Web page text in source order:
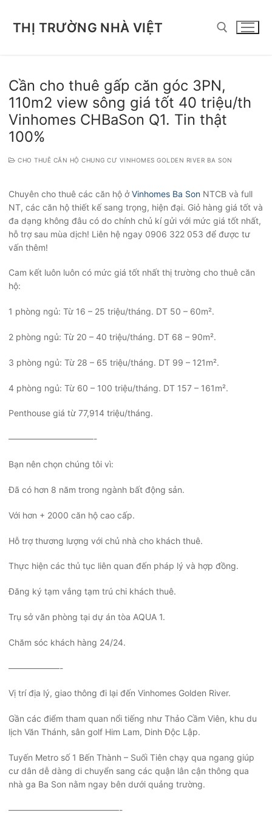
THỊ TRƯỜNG NHÀ VIỆT
Tìm kiếm cho:
Cần cho thuê gấp căn góc 3PN,
110m2 view sông giá tốt 40 triệu/th
Vinhomes CHBaSon Q1. Tin thật
100%
CHO THUÊ CĂN HỘ CHUNG CƯ VINHOMES GOLDEN RIVER BA SON
Chuyên cho thuê các căn hộ ởVinhomes Ba Son NTCB và full
NT, các căn hộ thiết kế sang trọng, hiện đại. Giỏ hàng giá tốt và
đa dạng không đâu có do chính chủ kí gửi với mức giá tốt nhất,
hỗ trợ sau mùa dịch! Liên hệ ngay 0906 322 053 để được tư
vấn thêm!
Cam kết luôn luôn có mức giá tốt nhất thị trường cho thuê căn
hộ:
1 phòng ngủ: Từ 16 – 25 triệu/tháng. DT 50 – 60m².
2 phòng ngủ: Từ 20 – 40 triệu/tháng. DT 68 – 90m².
3 phòng ngủ: Từ 28 – 65 triệu/tháng. DT 99 – 121m².
4 phòng ngủ: Từ 60 – 100 triệu/tháng. DT 157 – 161m².
Penthouse giá từ 77,914 triệu/tháng.
——————————-
Bạn nên chọn chúng tôi vì:
Đã có hơn 8 năm trong ngành bất động sản.
Với hơn + 2000 căn hộ cao cấp.
Hỗ trợ thương lượng với chủ nhà cho khách thuê.
Thực hiện các thủ tục liên quan đến pháp lý và hợp đồng.
Đăng ký tạm vắng tạm trú chi khách thuê.
Trụ sở văn phòng tại dự án tòa AQUA 1.
Chăm sóc khách hàng 24/24.
——————-
Vị trí địa lý, giao thông đi lại đến Vinhomes Golden River.
Gần các điểm tham quan nổi tiếng như Thảo Cầm Viên, khu du
lịch Văn Thánh, sân golf Him Lam, Dinh Độc Lập.
Tuyến Metro số 1 Bến Thành – Suối Tiên chạy qua ngang giúp
cư dân dễ dàng di chuyển sang các quận lân cận thông qua
nhà ga Ba Son nằm ngay bên dưới quảng trường.
—————————————-